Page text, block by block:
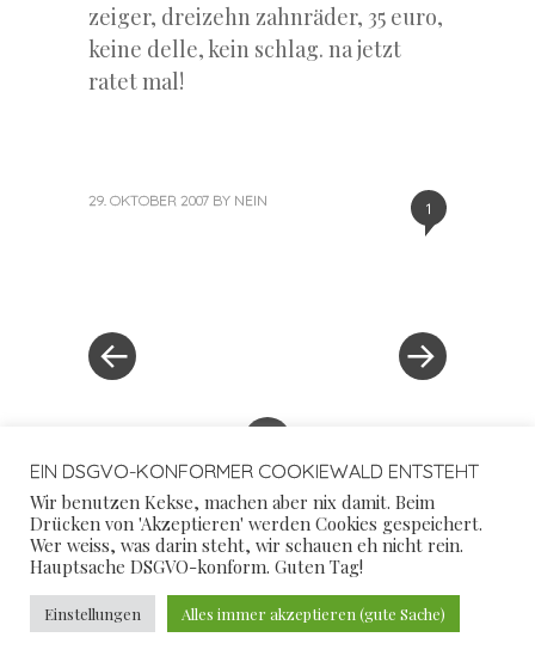
zeiger, dreizehn zahnräder, 35 euro,
keine delle, kein schlag. na jetzt
ratet mal!
1
29. OKTOBER 2007 BY NEIN
NICHT NUR KEIN SCHÖNES WORT.
EIN DSGVO-KONFORMER COOKIEWALD ENTSTEHT
Wir benutzen Kekse, machen aber nix damit. Beim
Drücken von 'Akzeptieren' werden Cookies gespeichert.
Wer weiss, was darin steht, wir schauen eh nicht rein.
Hauptsache DSGVO-konform. Guten Tag!
Einstellungen Alles immer akzeptieren (gute Sache)